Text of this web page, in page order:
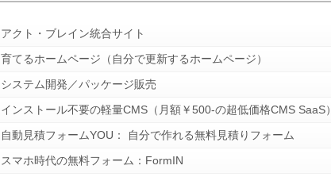
アクト・ブレイン統合サイト
育てるホームページ（自分で更新するホームページ）
システム開発／パッケージ販売
インストール不要の軽量CMS（月額￥500-の超低価格CMS SaaS）
自動見積フォームYOU： 自分で作れる無料見積りフォーム
スマホ時代の無料フォーム：FormIN